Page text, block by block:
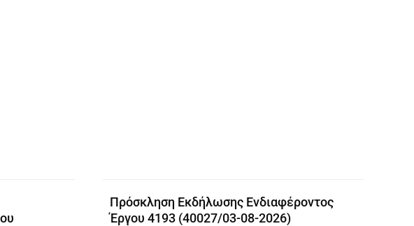
Πρόσκληση Εκδήλωσης Ενδιαφέροντος
Έργου 4193 (40027/03-08-2026)